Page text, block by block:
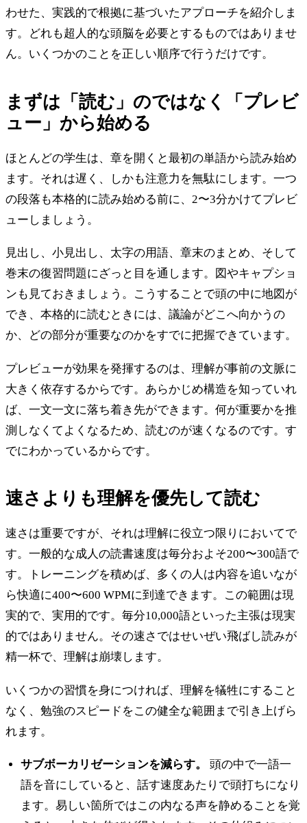
わせた、実践的で根拠に基づいたアプローチを紹介しま
す。どれも超人的な頭脳を必要とするものではありませ
ん。いくつかのことを正しい順序で行うだけです。
まずは「読む」のではなく「プレビ
ュー」から始める
ほとんどの学生は、章を開くと最初の単語から読み始め
ます。それは遅く、しかも注意力を無駄にします。一つ
の段落も本格的に読み始める前に、2〜3分かけてプレビ
ューしましょう。
見出し、小見出し、太字の用語、章末のまとめ、そして
巻末の復習問題にざっと目を通します。図やキャプショ
ンも見ておきましょう。こうすることで頭の中に地図が
でき、本格的に読むときには、議論がどこへ向かうの
か、どの部分が重要なのかをすでに把握できています。
プレビューが効果を発揮するのは、理解が事前の文脈に
大きく依存するからです。あらかじめ構造を知っていれ
ば、一文一文に落ち着き先ができます。何が重要かを推
測しなくてよくなるため、読むのが速くなるのです。す
でにわかっているからです。
速さよりも理解を優先して読む
速さは重要ですが、それは理解に役立つ限りにおいてで
す。一般的な成人の読書速度は毎分およそ200〜300語で
す。トレーニングを積めば、多くの人は内容を追いなが
ら快適に400〜600 WPMに到達できます。この範囲は現
実的で、実用的です。毎分10,000語といった主張は現実
的ではありません。その速さではせいぜい飛ばし読みが
精一杯で、理解は崩壊します。
いくつかの習慣を身につければ、理解を犠牲にすること
なく、勉強のスピードをこの健全な範囲まで引き上げら
れます。
サブボーカリゼーションを減らす。
頭の中で一語一
語を音にしていると、話す速度あたりで頭打ちになり
ます。易しい箇所ではこの内なる声を静めることを覚